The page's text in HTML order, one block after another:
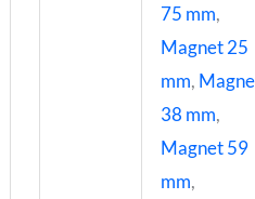
75 mm,
Magnet 25
mm,
38 mm,
Magnet 59
mm,